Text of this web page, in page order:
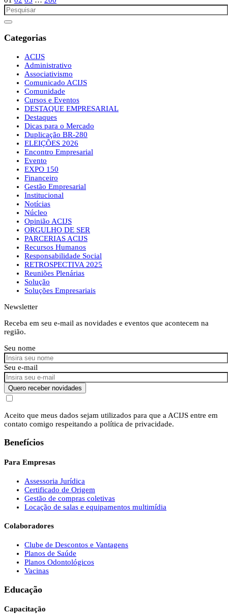
Categorias
ACIJS
Administrativo
Associativismo
Comunicado ACIJS
Comunidade
Cursos e Eventos
DESTAQUE EMPRESARIAL
Destaques
Dicas para o Mercado
Duplicação BR-280
ELEIÇÕES 2026
Encontro Empresarial
Evento
EXPO 150
Financeiro
Gestão Empresarial
Institucional
Notícias
Núcleo
Opinião ACIJS
ORGULHO DE SER
PARCERIAS ACIJS
Recursos Humanos
Responsabilidade Social
RETROSPECTIVA 2025
Reuniões Plenárias
Solução
Soluções Empresariais
Newsletter
Receba em seu e-mail as novidades e eventos que acontecem na
região.
Seu nome
Seu e-mail
Quero receber novidades
Aceito que meus dados sejam utilizados para que a ACIJS entre em
contato comigo respeitando a política de privacidade.
Benefícios
Para Empresas
Assessoria Jurídica
Certificado de Origem
Gestão de compras coletivas
Locação de salas e equipamentos multimídia
Colaboradores
Clube de Descontos e Vantagens
Planos de Saúde
Planos Odontológicos
Vacinas
Educação
Capacitação